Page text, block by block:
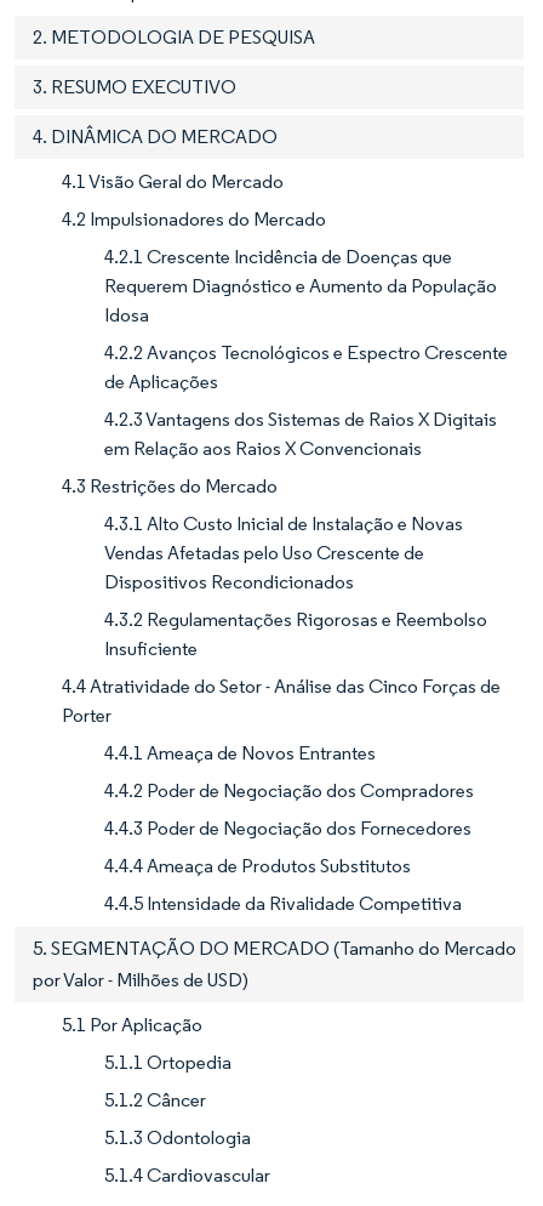
2. METODOLOGIA DE PESQUISA
3. RESUMO EXECUTIVO
4. DINÂMICA DO MERCADO
4.1 Visão Geral do Mercado
4.2 Impulsionadores do Mercado
4.2.1 Crescente Incidência de Doenças que
Requerem Diagnóstico e Aumento da População
Idosa
4.2.2 Avanços Tecnológicos e Espectro Crescente
de Aplicações
4.2.3 Vantagens dos Sistemas de Raios X Digitais
em Relação aos Raios X Convencionais
4.3 Restrições do Mercado
4.3.1 Alto Custo Inicial de Instalação e Novas
Vendas Afetadas pelo Uso Crescente de
Dispositivos Recondicionados
4.3.2 Regulamentações Rigorosas e Reembolso
Insuficiente
4.4 Atratividade do Setor - Análise das Cinco Forças de
Porter
4.4.1 Ameaça de Novos Entrantes
4.4.2 Poder de Negociação dos Compradores
4.4.3 Poder de Negociação dos Fornecedores
4.4.4 Ameaça de Produtos Substitutos
4.4.5 Intensidade da Rivalidade Competitiva
5. SEGMENTAÇÃO DO MERCADO (Tamanho do Mercado
por Valor - Milhões de USD)
5.1 Por Aplicação
5.1.1 Ortopedia
5.1.2 Câncer
5.1.3 Odontologia
5.1.4 Cardiovascular